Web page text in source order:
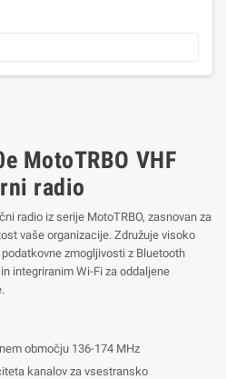
MotoTRBO VHF
radio
radio iz serije MotoTRBO, zasnovan za
vaše organizacije. Združuje visoko
zmogljivosti z Bluetooth
integriranim Wi-Fi za oddaljene
območju 136-174 MHz
kanalov za vsestransko